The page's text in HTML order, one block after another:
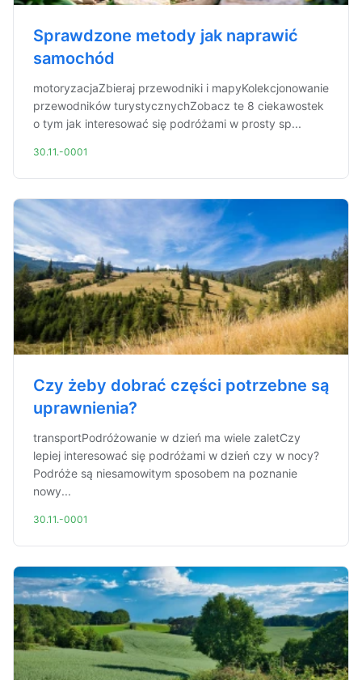
Sprawdzone metody jak naprawić
samochód
motoryzacjaZbieraj przewodniki i mapyKolekcjonowanie
przewodników turystycznychZobacz te 8 ciekawostek
o tym jak interesować się podróżami w prosty sp...
30.11.-0001
Czy żeby dobrać części potrzebne są
uprawnienia?
transportPodróżowanie w dzień ma wiele zaletCzy
lepiej interesować się podróżami w dzień czy w nocy?
Podróże są niesamowitym sposobem na poznanie
nowy...
30.11.-0001